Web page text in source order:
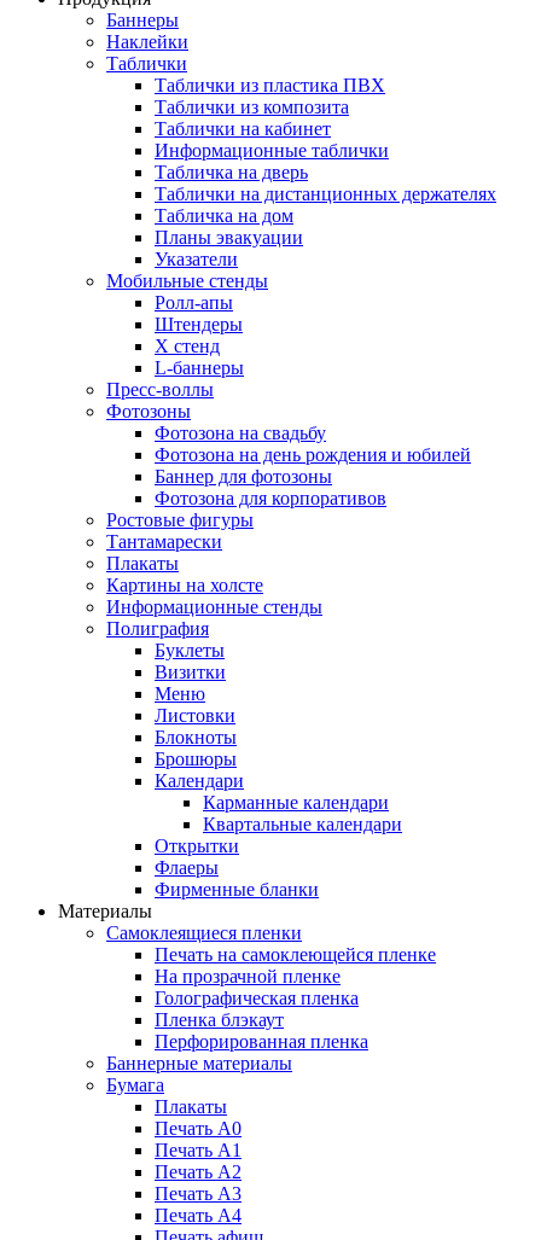
Баннеры
Наклейки
Таблички
Таблички из пластика ПВХ
Таблички из композита
Таблички на кабинет
Информационные таблички
Табличка на дверь
Таблички на дистанционных держателях
Табличка на дом
Планы эвакуации
Указатели
Мобильные стенды
Ролл-апы
Штендеры
Х стенд
L-баннеры
Пресс-воллы
Фотозоны
Фотозона на свадьбу
Фотозона на день рождения и юбилей
Баннер для фотозоны
Фотозона для корпоративов
Ростовые фигуры
Тантамарески
Плакаты
Картины на холсте
Информационные стенды
Полиграфия
Буклеты
Визитки
Меню
Листовки
Блокноты
Брошюры
Календари
Карманные календари
Квартальные календари
Открытки
Флаеры
Фирменные бланки
Материалы
Самоклеящиеся пленки
Печать на самоклеющейся пленке
На прозрачной пленке
Голографическая пленка
Пленка блэкаут
Перфорированная пленка
Баннерные материалы
Бумага
Плакаты
Печать А0
Печать А1
Печать А2
Печать А3
Печать А4